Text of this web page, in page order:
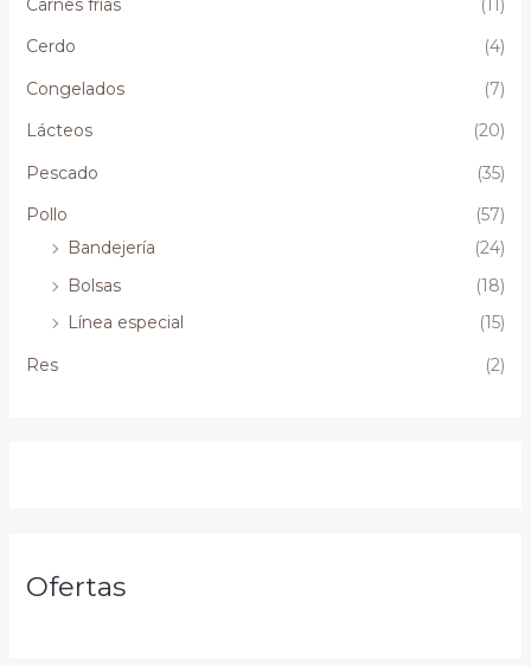
Cerdo
(4)
Congelados
(7)
Lácteos
(20)
Pescado
(35)
Pollo
(57)
Bandejería
(24)
Bolsas
(18)
Línea especial
(15)
Res
(2)
Ofertas